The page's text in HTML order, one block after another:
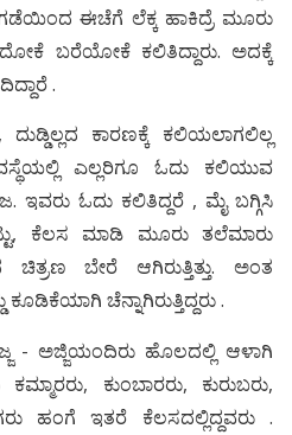
ಈಚೆಗೆ ಲೆಕ್ಕ ಹಾಕಿದ್ರೆ ಮೂರು
ಬರೆಯೋಕೆ ಕಲಿತಿದ್ದಾರು. ಅದಕ್ಕೆ
.
ಕಾರಣಕ್ಕೆ ಕಲಿಯಲಾಗಲಿಲ್ಲ
ಎಲ್ಲರಿಗೂ ಓದು ಕಲಿಯುವ
ಇವರು ಓದು ಕಲಿತಿದ್ದರೆ , ಮೈ ಬಗ್ಗಿಸಿ
ಕೆಲಸ ಮಾಡಿ ಮೂರು ತಲೆಮಾರು
ಬೇರೆ ಆಗಿರುತ್ತಿತ್ತು. ಅಂತ
ಚೆನ್ನಾಗಿರುತ್ತಿದ್ದರು .
- ಅಜ್ಜಿಯಂದಿರು ಹೊಲದಲ್ಲಿ ಆಳಾಗಿ
ಕುಂಬಾರರು, ಕುರುಬರು,
ಹಂಗೆ ಇತರೆ ಕೆಲಸದಲ್ಲಿದ್ದವರು .